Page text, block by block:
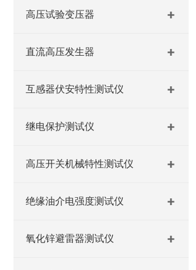
高压试验变压器
直流高压发生器
互感器伏安特性测试仪
继电保护测试仪
高压开关机械特性测试仪
绝缘油介电强度测试仪
氧化锌避雷器测试仪